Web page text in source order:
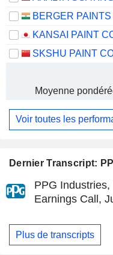
Dernier Transcript:
PPG
Earnings Call,
Plus de transcripts
KANSAI PAINT
SKSHU PAINT
Moyenne
Voir toutes les